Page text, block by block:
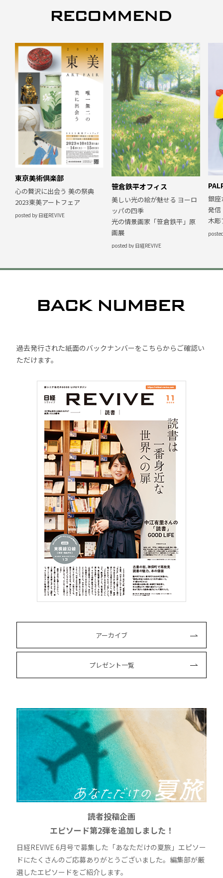
東京美術倶楽部
心の贅沢に出会う 美の祭典
2023東美アートフェア
posted by 日経REVIVE
笹倉鉄平オフィス
美しい光の絵が魅せる ヨーロ
ッパの四季
光の情景画家「笹倉鉄平」原
画展
posted by 日経REVIVE
銀座
発信
木彫
過去発行された紙面のバックナンバーをこちらからご確認い
ただけます。
アーカイブ
プレゼント一覧
読者投稿企画
エピソード第2弾を追加しました！
日経REVIVE 6月号で募集した「あなただけの夏旅」エピソー
ドにたくさんのご応募ありがとうございました。編集部が厳
選したエピソードをご紹介します。